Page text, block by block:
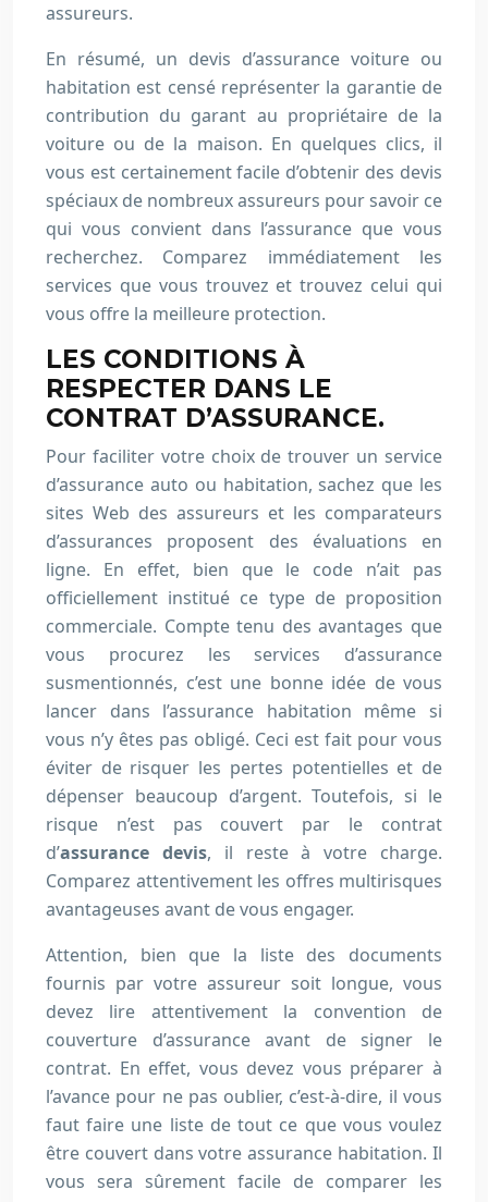
assureurs.
En résumé, un devis d’assurance voiture ou
habitation est censé représenter la garantie de
contribution du garant au propriétaire de la
voiture ou de la maison. En quelques clics, il
vous est certainement facile d’obtenir des devis
spéciaux de nombreux assureurs pour savoir ce
qui vous convient dans l’assurance que vous
recherchez. Comparez immédiatement les
services que vous trouvez et trouvez celui qui
vous offre la meilleure protection.
LES CONDITIONS À
RESPECTER DANS LE
CONTRAT D’ASSURANCE.
Pour faciliter votre choix de trouver un service
d’assurance auto ou habitation, sachez que les
sites Web des assureurs et les comparateurs
d’assurances proposent des évaluations en
ligne. En effet, bien que le code n’ait pas
officiellement institué ce type de proposition
commerciale. Compte tenu des avantages que
vous procurez les services d’assurance
susmentionnés, c’est une bonne idée de vous
lancer dans l’assurance habitation même si
vous n’y êtes pas obligé. Ceci est fait pour vous
éviter de risquer les pertes potentielles et de
dépenser beaucoup d’argent. Toutefois, si le
risque n’est pas couvert par le contrat
d’assurance devis, il reste à votre charge.
Comparez attentivement les offres multirisques
avantageuses avant de vous engager.
Attention, bien que la liste des documents
fournis par votre assureur soit longue, vous
devez lire attentivement la convention de
couverture d’assurance avant de signer le
contrat. En effet, vous devez vous préparer à
l’avance pour ne pas oublier, c’est-à-dire, il vous
faut faire une liste de tout ce que vous voulez
être couvert dans votre assurance habitation. Il
vous sera sûrement facile de comparer les